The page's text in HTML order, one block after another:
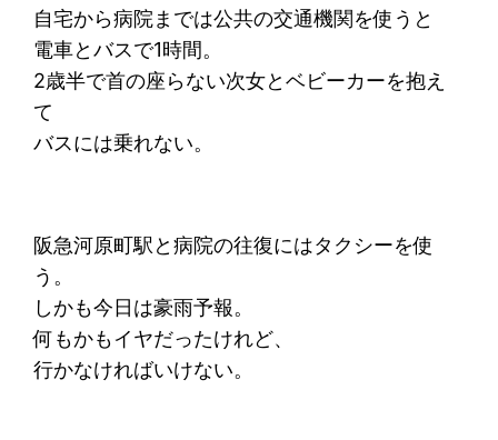
自宅から病院までは公共の交通機関を使うと
電車とバスで1時間。
2歳半で首の座らない次女とベビーカーを抱え
て
バスには乗れない。
阪急河原町駅と病院の往復にはタクシーを使
う。
しかも今日は豪雨予報。
何もかもイヤだったけれど、
行かなければいけない。